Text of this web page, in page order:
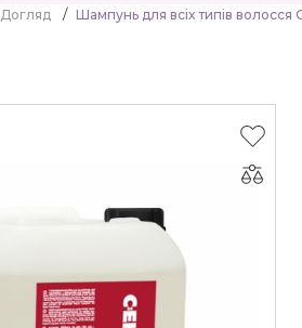
Догляд Шампунь для всіх типів волосся